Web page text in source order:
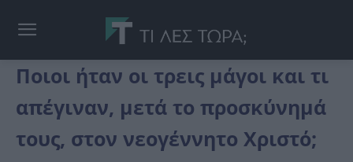
Ποιοι ήταν οι τρεις μάγοι και τι
απέγιναν, μετά το προσκύνημά
τους, στον νεογέννητο Χριστό;